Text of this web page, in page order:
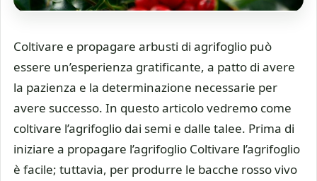
Coltivare e propagare arbusti di agrifoglio può
essere un’esperienza gratificante, a patto di avere
la pazienza e la determinazione necessarie per
avere successo. In questo articolo vedremo come
coltivare l’agrifoglio dai semi e dalle talee. Prima di
iniziare a propagare l’agrifoglio Coltivare l’agrifoglio
è facile; tuttavia, per produrre le bacche rosso vivo